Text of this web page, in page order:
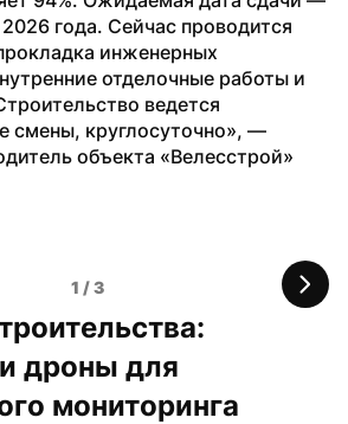
года. Сейчас проводится
инженерных
отделочные работы и
ведется
смены, круглосуточно», —
объекта «Велесстрой»
1 / 3
дроны для
мониторинга